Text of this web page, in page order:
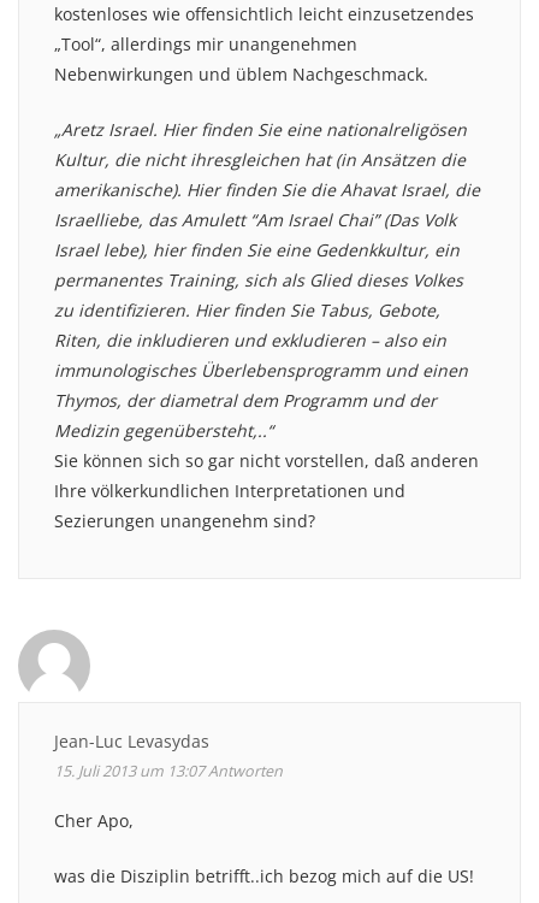
kostenloses wie offensichtlich leicht einzusetzendes
„Tool“, allerdings mir unangenehmen
Nebenwirkungen und üblem Nachgeschmack.
„Aretz Israel. Hier finden Sie eine nationalreligösen
Kultur, die nicht ihresgleichen hat (in Ansätzen die
amerikanische). Hier finden Sie die Ahavat Israel, die
Israelliebe, das Amulett “Am Israel Chai” (Das Volk
Israel lebe), hier finden Sie eine Gedenkkultur, ein
permanentes Training, sich als Glied dieses Volkes
zu identifizieren. Hier finden Sie Tabus, Gebote,
Riten, die inkludieren und exkludieren – also ein
immunologisches Überlebensprogramm und einen
Thymos, der diametral dem Programm und der
Medizin gegenübersteht,..“
Sie können sich so gar nicht vorstellen, daß anderen
Ihre völkerkundlichen Interpretationen und
Sezierungen unangenehm sind?
Jean-Luc Levasydas
15. Juli 2013 um 13:07Antworten
Cher Apo,
was die Disziplin betrifft..ich bezog mich auf die US!